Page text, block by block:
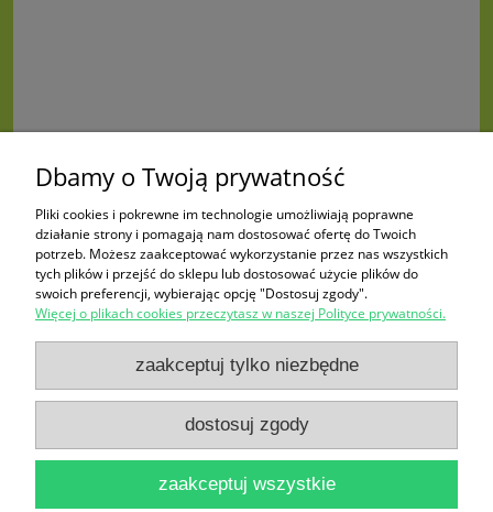
Zakupy
Pomoc
Moje konto
Informacje
Dbamy o Twoją prywatność
Pliki cookies i pokrewne im technologie umożliwiają poprawne
działanie strony i pomagają nam dostosować ofertę do Twoich
potrzeb. Możesz zaakceptować wykorzystanie przez nas wszystkich
tych plików i przejść do sklepu lub dostosować użycie plików do
swoich preferencji, wybierając opcję "Dostosuj zgody".
Więcej o plikach cookies przeczytasz w naszej Polityce prywatności.
zaakceptuj tylko niezbędne
dostosuj zgody
zaakceptuj wszystkie